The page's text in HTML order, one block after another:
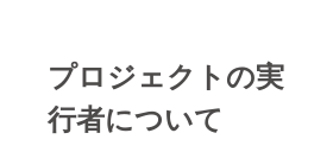
プロジェクトの実
行者について